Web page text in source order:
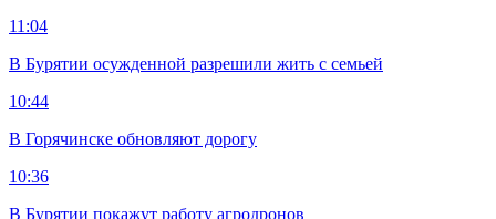
11:04
В Бурятии осужденной разрешили жить с семьей
10:44
В Горячинске обновляют дорогу
10:36
В Бурятии покажут работу агродронов